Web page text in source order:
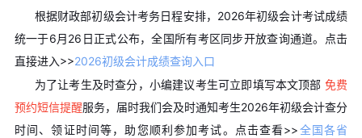
根据财政部初级会计考务日程安排，2026年初级会计考试成绩
统一于6月26日正式公布，全国所有考区同步开放查询通道。
点击
直接进入>>2026初级会计成绩查询入口
为了让考生及时查分，小编建议考生可立即填写本文顶部 免费
预约短信提醒服务，届时我们会及时通知考生2026年初级会计查分
时间、领证时间等，助您顺利参加考试。
点击查看>>全国各省